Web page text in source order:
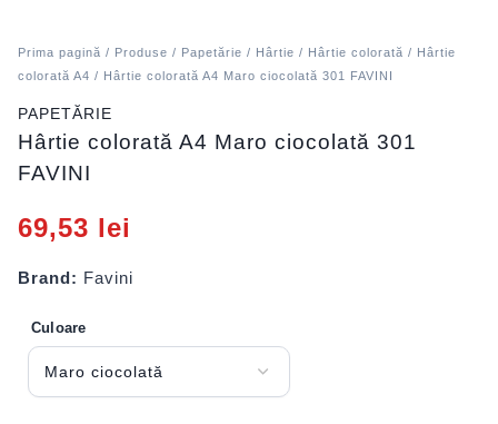
Prima pagină / Produse / Papetărie / Hârtie / Hârtie colorată / Hârtie
colorată A4 / Hârtie colorată A4 Maro ciocolată 301 FAVINI
PAPETĂRIE
Hârtie colorată A4 Maro ciocolată 301
FAVINI
69,53 lei
Brand: Favini
Culoare